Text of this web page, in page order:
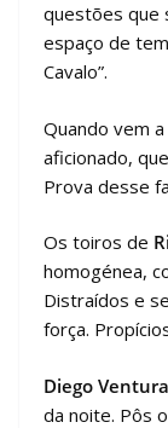
questões que
espaço de
Cavalo”.
Quando vem
aficionado,
Prova desse
Os toiros de
homogénea,
Distraídos e
força.
Diego Ventura
da noite. Pôs